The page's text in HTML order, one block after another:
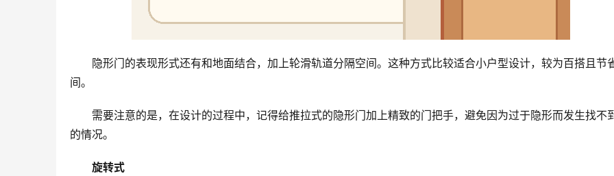
隐形门的表现形式还有和地面结合，加上轮滑轨道分隔空间。这种方式比较适合小户型设计，较为百搭且节
间。
需要注意的是，在设计的过程中，记得给推拉式的隐形门加上精致的门把手，避免因为过于隐形而发生找不
的情况。
旋转式